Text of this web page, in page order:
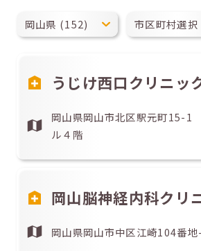
うじけ西口クリニッ
岡山県岡山市北区駅元町15-1
ル４階
岡山脳神経内科クリ
岡山県岡山市中区江崎104番